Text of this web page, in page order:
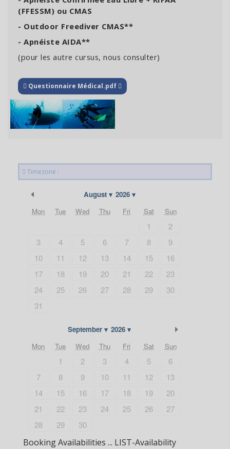
(FFESSM) ou CMAS
- Outdoor Freediver CMAS**
- Apnéiste AIDA**
(pour les autre cursus, nous consulter)
Questionnaire Médical.pdf
Timezone :
August 2026
Previous Month
Mon Tue Wed Thu Fri Sat Sun
1
2
3
4 5 6 7 8
9
10
11 12 13 14 15
16
17
18 19 20 21 22
23
24
25 26 27 28 29
30
31
September 2026
Mon Tue Wed Thu Fri Sat Sun
1 2 3 4 5
6
7
8 9 10 11 12
13
14
15 16 17 18 19
20
21
22 23 24 25 26
27
28
29 30
Booking Availabilities ... LIST-Availability